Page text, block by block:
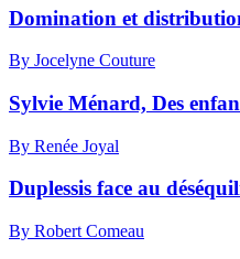
Domination et
By Jocelyne Couture
Sylvie Ménard, Des
By Renée Joyal
Duplessis face au
By Robert Comeau